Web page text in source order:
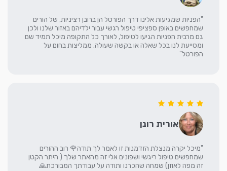
"הפניות שמגיעות אלינו דרך הפורטל הן ברובן רציניות, של הורים
שמחפשים באופן ספציפי טיפול רגשי עבור ילדיהם באזור שלנו ולכן
גם מרבית הפניות הגיעו לטיפול, לאורך כל התקופה מיכל תמיד שם
ומסייעת לנו בכל שאלה או בקשה שעולה. ממליצות בחום על
הפורטל"
אורית רונן
"מיכל יקרה מנצלת הזדמנות זו לאמר לך תודה🌹 רוב ההורים
שמחפשים טיפול ריגשי ושפונים אלי זה מהאתר שלך ( היתר הקטן
זה מפה לאוזן) שמחה שהכרנו ותודה על עבודתך המבורכת🙏